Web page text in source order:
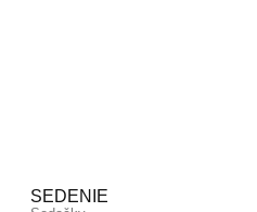
SEDENIE